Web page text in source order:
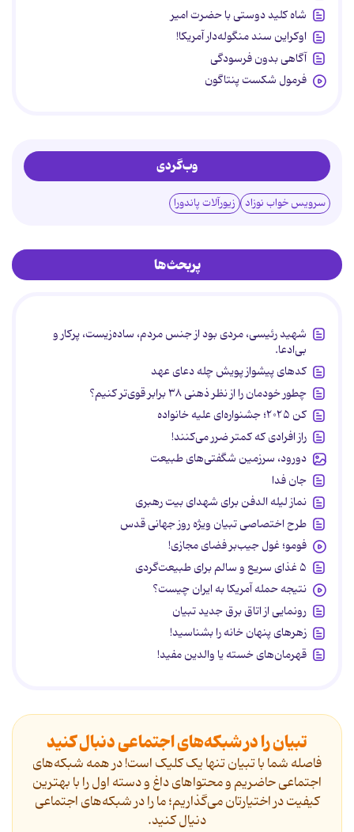
شاه کلید دوستی با حضرت امیر
اوکراین سند منگوله‌دار آمریکا!
آگاهی بدون فرسودگی
فرمول شکست پنتاگون
وب‌گردی
سرویس خواب نوزاد زیورآلات پاندورا
پربحث‌ها
شهید رئیسی، مردی بود از جنس مردم، ساده‌زیست، پرکار و
بی‌ادعا.
کدهای پیشواز پویش چله دعای عهد
چطور خودمان را از نظر ذهنی ۳۸ برابر قوی‌تر کنیم؟
کن ۲۰۲۵؛ جشنواره‌ای علیه خانواده
راز افرادی که کمتر ضرر می‌کنند!
دورود، سرزمین شگفتی‌های طبیعت
جان فدا
نماز لیله الدفن برای شهدای بیت رهبری
طرح اختصاصی تبیان ویژه روز جهانی قدس
فومو؛ غول جیب‌بر فضای مجازی!
۵ غذای سریع و سالم برای طبیعت‌گردی
نتیجه حمله آمریکا به ایران چیست؟
رونمایی از اتاق برق جدید تبیان
زهرهای پنهان خانه را بشناسید!
قهرمان‌های خسته یا والدین مفید!
تبیان را در شبکه‌های اجتماعی دنبال کنید
فاصله شما با تبیان تنها یک کلیک است! در همه شبکه‌های
اجتماعی حاضریم و محتواهای داغ و دسته اول را با بهترین
کیفیت در اختیارتان می‌گذاریم؛ ما را در شبکه‌های اجتماعی
دنیال کنید.